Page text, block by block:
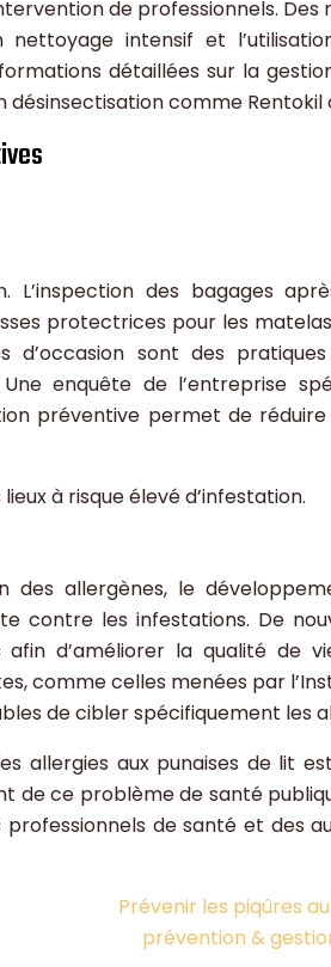
de professionnels.
intensif et
détaillées sur la
comme Rentokil
L’inspection des bagages
protectrices pour les
sont des
enquête de l’entreprise
préventive permet de
à risque élevé d’infestation.
allergènes, le
contre les infestations. De
d’améliorer la qualité de
comme celles menées par
de cibler spécifiquement les
allergies aux punaises de lit
ce problème de santé
de santé et des
Prévenir les piqûres
prévention &